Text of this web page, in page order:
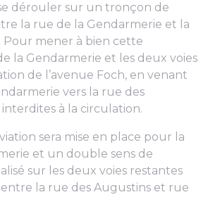
dérouler sur un tronçon de
la rue de la Gendarmerie et la
Pour mener à bien cette
la Gendarmerie et les deux voies
de l’avenue Foch, en venant
vers la rue des
à la circulation.
sera mise en place pour la
et un double sens de
sur les deux voies restantes
entre la rue des Augustins et rue